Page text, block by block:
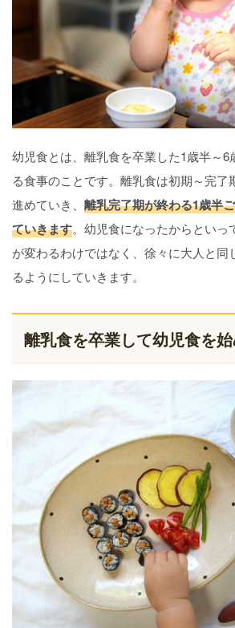
幼児食とは、離乳食を卒業した1歳半～6
る食事のことです。離乳食は初期～完了
進めていき、 離乳完了期が終わる1歳半
ていきます。幼児食になったからといっ
が変わるわけではなく、徐々に大人と同
るようにしていきます。
離乳食を卒業して幼児食を